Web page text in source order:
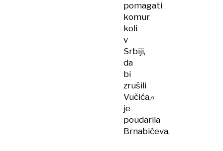
pomagati
komur
koli
v
Srbiji,
da
bi
zrušili
Vučića,«
je
poudarila
Brnabićeva.